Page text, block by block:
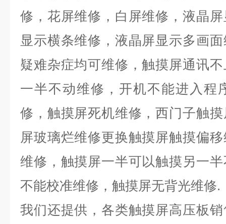
修，花屏维修，白屏维修，液晶
显示横条维修，液晶屏显示多画
疑难杂症均可维修，触摸屏通讯
一半不动维修，开机不能进入程
修，触摸屏死机维修，西门子触
屏玻璃烂维修更换触摸屏触摸偏
维修，触摸屏一半可以触摸另一
不能校准维修，触摸屏无背光维修.
我们还提供，各类触摸屏高压板